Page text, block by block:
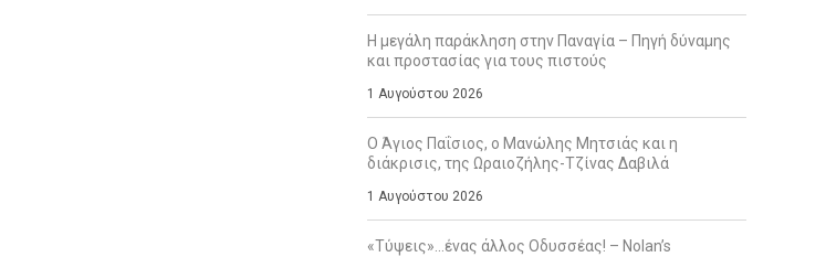
Η μεγάλη παράκληση στην Παναγία – Πηγή δύναμης
και προστασίας για τους πιστούς
1 Αυγούστου 2026
Ο Άγιος Παΐσιος, ο Μανώλης Μητσιάς και η
διάκρισις, της Ωραιοζήλης-Τζίνας Δαβιλά
1 Αυγούστου 2026
«Τύψεις»…ένας άλλος Οδυσσέας! – Nolan’s